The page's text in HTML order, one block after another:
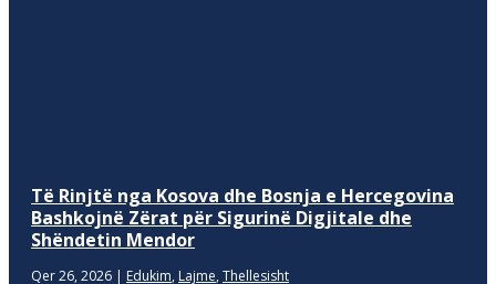
Të Rinjtë nga Kosova dhe Bosnja e Hercegovina
Bashkojnë Zërat për Sigurinë Digjitale dhe
Shëndetin Mendor
Qer 26, 2026 | Edukim, Lajme, Thellesisht